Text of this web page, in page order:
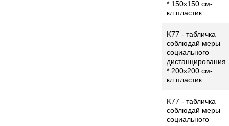
* 150x150 см-
кл.пластик
K77 - табличка
соблюдай меры
социального
дистанцирования
* 200x200 см-
кл.пластик
K77 - табличка
соблюдай меры
социального